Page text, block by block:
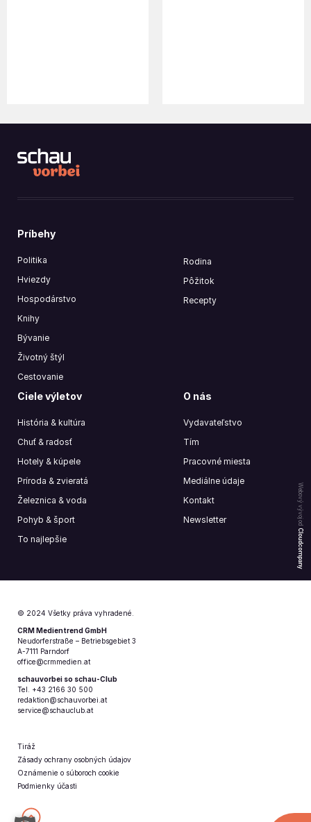
Webový vývoj od
Cloudcompany
Príbehy
Politika
Hviezdy
Hospodárstvo
Knihy
Bývanie
Životný štýl
Cestovanie
Rodina
Pôžitok
Recepty
Ciele výletov
História & kultúra
Chuť & radosť
Hotely & kúpele
Príroda & zvieratá
Železnica & voda
Pohyb & šport
To najlepšie
O nás
Vydavateľstvo
Tím
Pracovné miesta
Mediálne údaje
Kontakt
Newsletter
© 2024 Všetky práva vyhradené.
CRM Medientrend GmbH
Neudorferstraße – Betriebsgebiet 3
A-7111 Parndorf
office@crmmedien.at
schauvorbei so schau-Club
Tel. +43 2166 30 500
redaktion@schauvorbei.at
service@schauclub.at
Tiráž
Zásady ochrany osobných údajov
Oznámenie o súboroch cookie
Podmienky účasti